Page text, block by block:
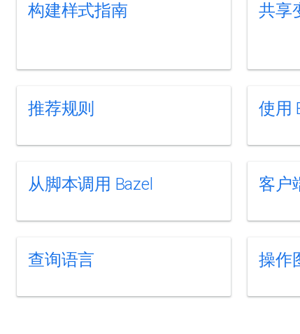
构建样式指南 共享
推荐规则 使用
从脚本调用 Bazel 客户
查询语言 操作